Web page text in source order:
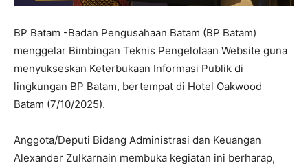
BP Batam -Badan Pengusahaan Batam (BP Batam)
menggelar Bimbingan Teknis Pengelolaan Website guna
menyukseskan Keterbukaan Informasi Publik di
lingkungan BP Batam, bertempat di Hotel Oakwood
Batam (7/10/2025).
Anggota/Deputi Bidang Administrasi dan Keuangan
Alexander Zulkarnain membuka kegiatan ini berharap,